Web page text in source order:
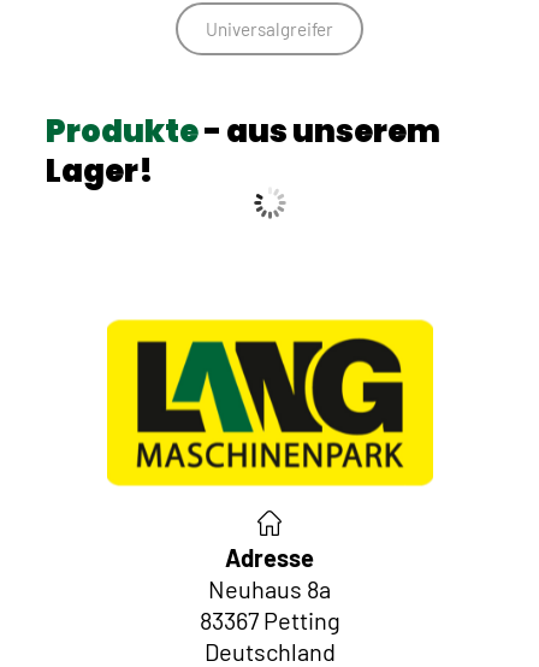
Universalgreifer
Produkte- aus unserem
Lager!
Adresse
Neuhaus 8a
83367 Petting
Deutschland